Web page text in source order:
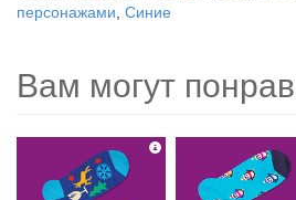
персонажами Синие
Вам могут